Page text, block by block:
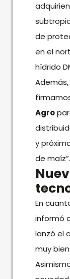
de
en el
hídrido
Agro
y
de maíz”.
En
informó
lanzó el
muy